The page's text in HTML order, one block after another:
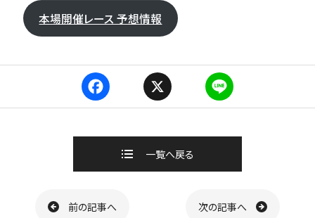
本場開催レース 予想情報
F
e
o
X L
e
一覧へ戻る
前の記事へ 次の記事へ